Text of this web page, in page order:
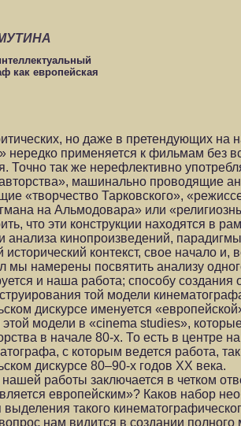
как европейская
но даже в претендующих на
нередко применяется к фильмам без
Точно так же нерефлективно
машинально проводящие
«творчество Тарковского»,
на Альмодовара» или
что эти конструкции находятся в
анализа кинопроизведений,
контекст, свое начало
мы намерены посвятить анализу
и наша работа; способу создания
той модели
дискурсе именуется
модели в «cinema studies»,
в начале 80-х. То есть в центре
с которым ведется работа,
дискурсе 80–90-х годов ХХ века.
работы заключается в четком
европейским»? Каков набор
выделения такого
нам видится в создании